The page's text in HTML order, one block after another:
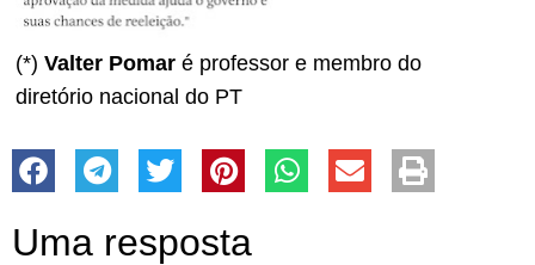
(*) Valter Pomar é professor e membro do
diretório nacional do PT
Uma resposta